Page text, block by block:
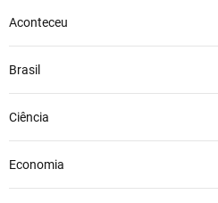
Aconteceu
Brasil
Ciência
Economia